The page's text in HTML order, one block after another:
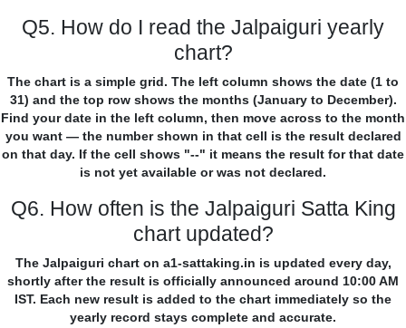
Q5. How do I read the Jalpaiguri yearly
chart?
The chart is a simple grid. The left column shows the date (1 to
31) and the top row shows the months (January to December).
Find your date in the left column, then move across to the month
you want — the number shown in that cell is the result declared
on that day. If the cell shows "--" it means the result for that date
is not yet available or was not declared.
Q6. How often is the Jalpaiguri Satta King
chart updated?
The Jalpaiguri chart on a1-sattaking.in is updated every day,
shortly after the result is officially announced around 10:00 AM
IST. Each new result is added to the chart immediately so the
yearly record stays complete and accurate.